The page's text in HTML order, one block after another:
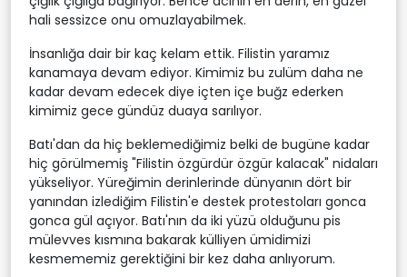
hali sessizce onu omuzlayabilmek.
İnsanlığa dair bir kaç kelam ettik. Filistin yaramız
kanamaya devam ediyor. Kimimiz bu zulüm daha ne
kadar devam edecek diye içten içe buğz ederken
kimimiz gece gündüz duaya sarılıyor.
Batı'dan da hiç beklemediğimiz belki de bugüne kadar
hiç görülmemiş "Filistin özgürdür özgür kalacak" nidaları
yükseliyor. Yüreğimin derinlerinde dünyanın dört bir
yanından izlediğim Filistin'e destek protestoları gonca
gonca gül açıyor. Batı'nın da iki yüzü olduğunu pis
mülevves kısmına bakarak külliyen ümidimizi
kesmememiz gerektiğini bir kez daha anlıyorum.